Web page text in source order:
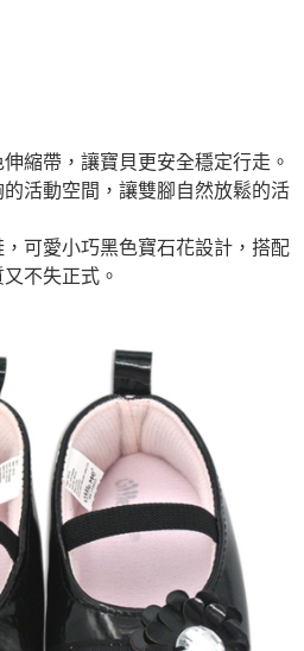
縮帶，讓寶貝更安全穩定行走。
活動空間，讓雙腳自然放鬆的活
可愛小巧黑色寶石花設計，搭配
不失正式。